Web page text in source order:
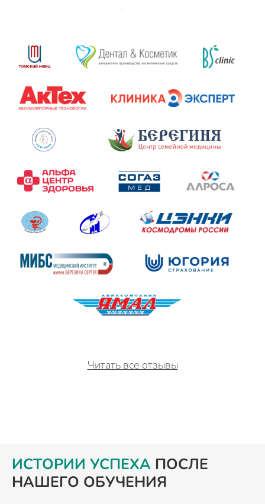
Читать все отзывы
ИСТОРИИ УСПЕХА ПОСЛЕ
НАШЕГО ОБУЧЕНИЯ